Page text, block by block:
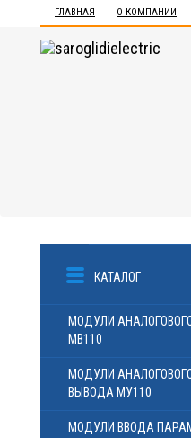
ГЛАВНАЯ О КОМПАНИИ
КАТАЛОГ
МОДУЛИ
МВ110
МОДУЛИ
ВЫВОДА МУ110
МОДУЛИ ВВОДА